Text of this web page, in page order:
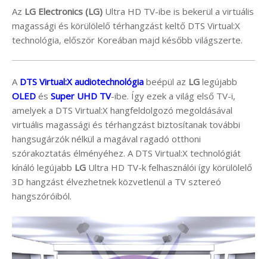
Az LG Electronics (LG) Ultra HD TV-ibe is bekerül a virtuális
magassági és körülölelő térhangzást keltő DTS Virtual:X
technológia, először Koreában majd később világszerte.
A DTS Virtual:X audiotechnológia beépül az LG legújabb
OLED és Super UHD TV-ibe. Így ezek a világ első TV-i,
amelyek a DTS Virtual:X hangfeldolgozó megoldásával
virtuális magassági és térhangzást biztosítanak további
hangsugárzók nélkül a magával ragadó otthoni
szórakoztatás élményéhez. A DTS Virtual:X technológiát
kínáló legújabb LG Ultra HD TV-k felhasználói így körülölelő
3D hangzást élvezhetnek közvetlenül a TV sztereó
hangszóróiból.